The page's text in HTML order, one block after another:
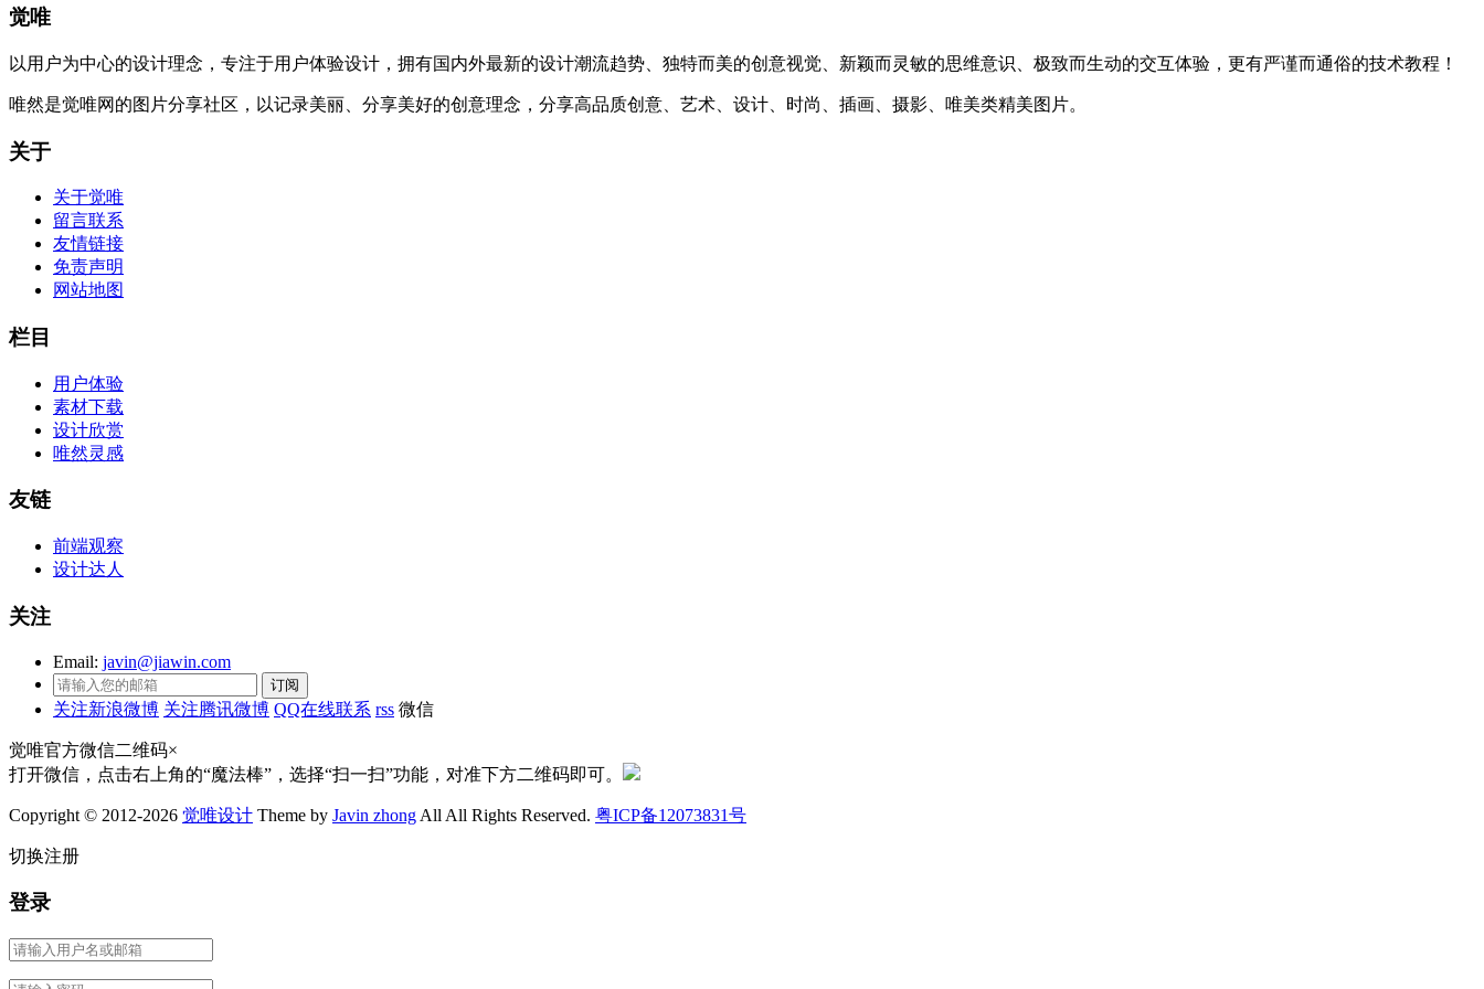
觉唯
以用户为中心的设计理念，专注于用户体验设计，拥有国内外最新的设计潮流趋势、独特而美的创意视觉、新颖而灵敏的思维意识、极致而生动的交互体验，更有严谨而通俗的技术教程！
唯然是觉唯网的图片分享社区，以记录美丽、分享美好的创意理念，分享高品质创意、艺术、设计、时尚、插画、摄影、唯美类精美图片。
关于
关于觉唯
留言联系
友情链接
免责声明
网站地图
栏目
用户体验
素材下载
设计欣赏
唯然灵感
友链
前端观察
设计达人
关注
Email: javin@jiawin.com
关注新浪微博 关注腾讯微博 QQ在线联系 rss 微信
觉唯官方微信二维码×
打开微信，点击右上角的“魔法棒”，选择“扫一扫”功能，对准下方二维码即可。
Copyright © 2012-2026 觉唯设计 Theme by Javin zhong All All Rights Reserved. 粤ICP备12073831号
切换注册
登录